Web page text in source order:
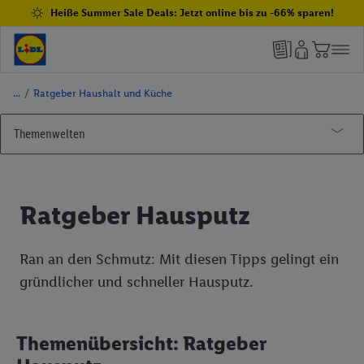
Heiße Summer Sale Deals: Jetzt online bis zu -66% sparen!
/ Ratgeber Haushalt und Küche
Themenwelten
PARKSIDE Werkzeug
PARKSIDE Garten
PARKSIDE Akku Technologie
PARKSIDE X 12V Team
SILVERCREST®
lupilu®
CRIVIT
Playtive
Ratgeber Haushalt und Küche
Ratgeber Hausputz
Staubsaugen
Kalk entfernen
Ratgeber Hausputz
Ran an den Schmutz: Mit diesen Tipps gelingt ein
gründlicher und schneller Hausputz.
Themenübersicht: Ratgeber